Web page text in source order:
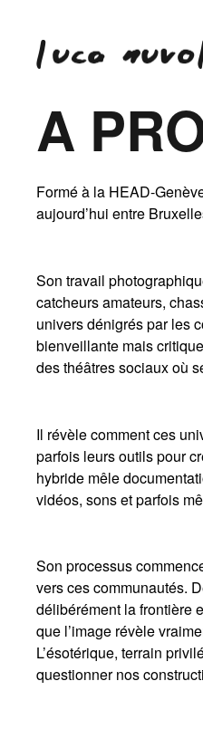
A
Formé à la HEAD-
aujourd’hui entre
Son travail
catcheurs amateurs,
univers dénigrés par les
bienveillante mais
des théâtres sociaux où
Il révèle comment ces
parfois leurs outils pour
hybride mêle
vidéos, sons et parfois
Son processus
vers ces communautés.
délibérément la frontière
que l’image révèle
L’ésotérique, terrain
questionner nos